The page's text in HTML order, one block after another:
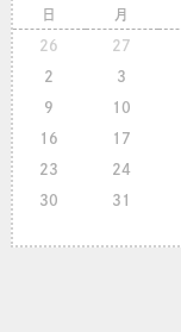
日 月
26 27
2 3
9 10
16 17
23 24
30 31